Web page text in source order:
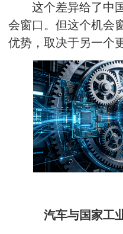
这个差异给了中
会窗口。但这个机会
优势，取决于另一个
汽车与国家工